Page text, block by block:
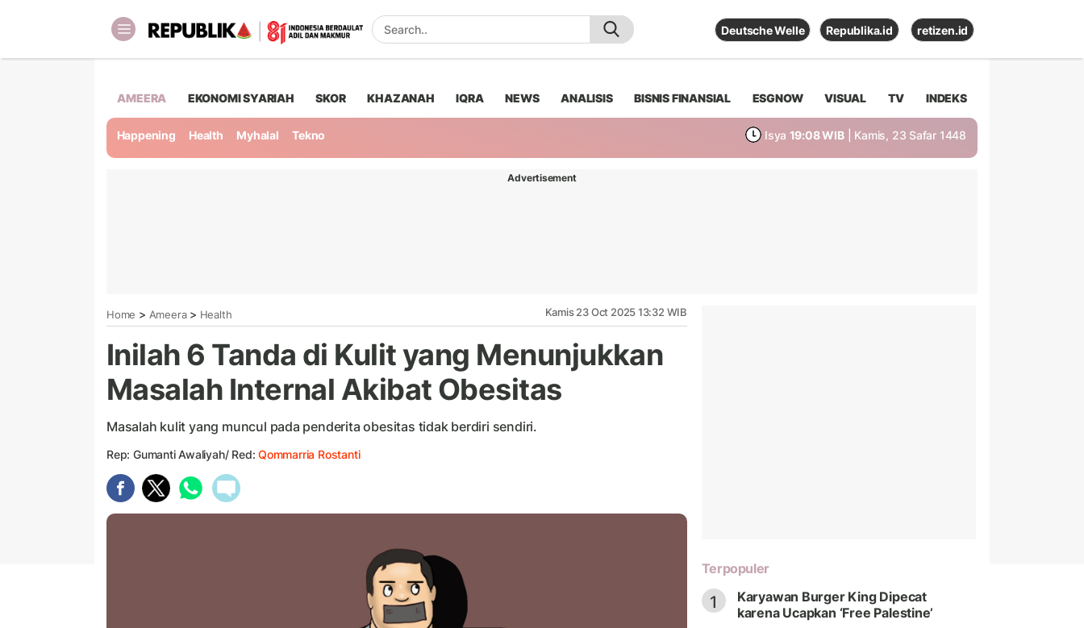
Deutsche Welle Republika.id retizen.id
AMEERA EKONOMI SYARIAH SKOR KHAZANAH IQRA NEWS ANALISIS BISNIS FINANSIAL ESGNOW VISUAL TV INDEKS
Happening Health Myhalal Tekno Isya 19:08 WIB | Kamis, 23 Safar 1448
Advertisement
Home > Ameera> Health Kamis 23 Oct 2025 13:32 WIB
Inilah 6 Tanda di Kulit yang Menunjukkan
Masalah Internal Akibat Obesitas
Masalah kulit yang muncul pada penderita obesitas tidak berdiri sendiri.
Rep: Gumanti Awaliyah/ Red:Qommarria Rostanti
Terpopuler
1
Karyawan Burger King Dipecat
karena Ucapkan ‘Free Palestine’